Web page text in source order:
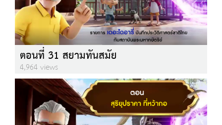
ตอนที่ 31 สยามทันสมัย
4,964 views